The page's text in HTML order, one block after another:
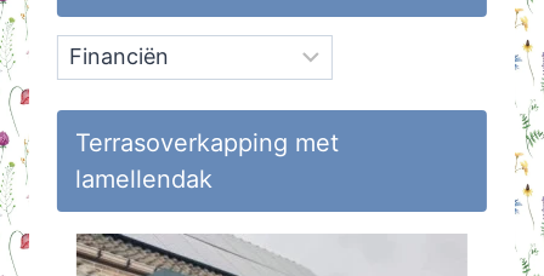
Onderwerpen
op
Huisvlijt
Terrasoverkapping met
lamellendak